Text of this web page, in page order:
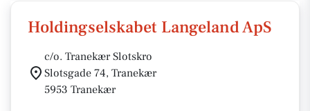
Holdingselskabet Langeland ApS
c/o. Tranekær Slotskro
Slotsgade 74, Tranekær
5953 Tranekær